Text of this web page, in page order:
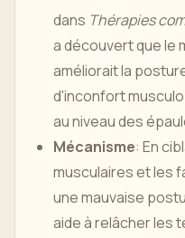
dans Thérapies
a découvert que le
améliorait la
d'inconfort
au niveau des
Mécanisme: En
musculaires et les
une mauvaise
aide à relâcher les